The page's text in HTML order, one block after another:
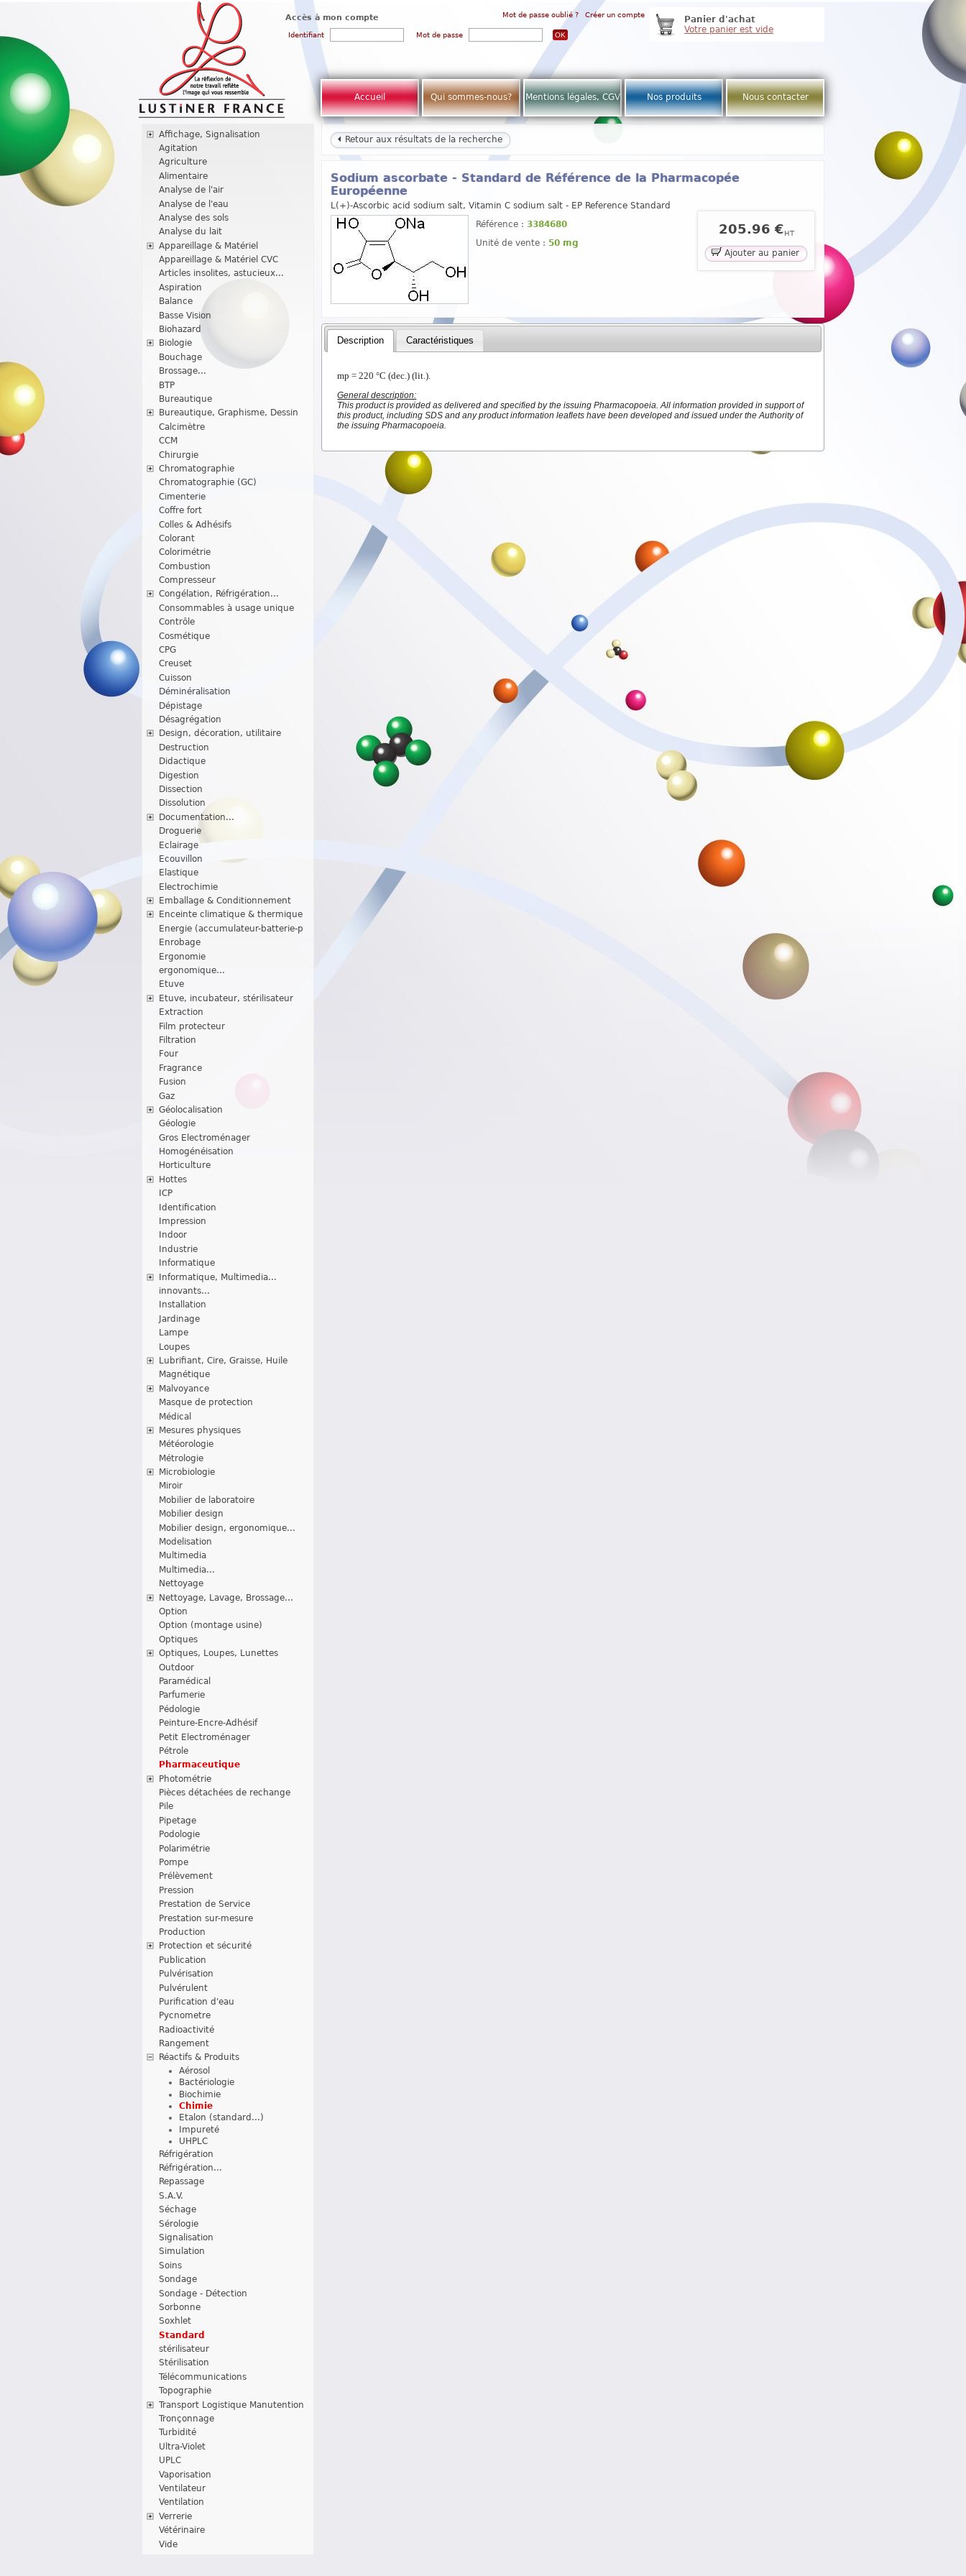
Accès à mon compte Mot de passe oublié ? Créer un compte
Identifiant Mot de passe
Panier d'achat
Votre panier est vide
Accueil Qui sommes-nous? Mentions légales, CGV Nos produits Nous contacter
Affichage, Signalisation
Agitation
Agriculture
Alimentaire
Analyse de l'air
Analyse de l'eau
Analyse des sols
Analyse du lait
Appareillage & Matériel
Appareillage & Matériel CVC
Articles insolites, astucieux...
Aspiration
Balance
Basse Vision
Biohazard
Biologie
Bouchage
Brossage...
BTP
Bureautique
Bureautique, Graphisme, Dessin
Calcimètre
CCM
Chirurgie
Chromatographie
Chromatographie (GC)
Cimenterie
Coffre fort
Colles & Adhésifs
Colorant
Colorimétrie
Combustion
Compresseur
Congélation, Réfrigération...
Consommables à usage unique
Contrôle
Cosmétique
CPG
Creuset
Cuisson
Déminéralisation
Dépistage
Désagrégation
Design, décoration, utilitaire
Destruction
Didactique
Digestion
Dissection
Dissolution
Documentation...
Droguerie
Eclairage
Ecouvillon
Elastique
Electrochimie
Emballage & Conditionnement
Enceinte climatique & thermique
Energie (accumulateur-batterie-p
Enrobage
Ergonomie
ergonomique...
Etuve
Etuve, incubateur, stérilisateur
Extraction
Film protecteur
Filtration
Four
Fragrance
Fusion
Gaz
Géolocalisation
Géologie
Gros Electroménager
Homogénéisation
Horticulture
Hottes
ICP
Identification
Impression
Indoor
Industrie
Informatique
Informatique, Multimedia...
innovants...
Installation
Jardinage
Lampe
Loupes
Lubrifiant, Cire, Graisse, Huile
Magnétique
Malvoyance
Masque de protection
Médical
Mesures physiques
Météorologie
Métrologie
Microbiologie
Miroir
Mobilier de laboratoire
Mobilier design
Mobilier design, ergonomique...
Modelisation
Multimedia
Multimedia...
Nettoyage
Nettoyage, Lavage, Brossage...
Option
Option (montage usine)
Optiques
Optiques, Loupes, Lunettes
Outdoor
Paramédical
Parfumerie
Pédologie
Peinture-Encre-Adhésif
Petit Electroménager
Pétrole
Pharmaceutique
Photométrie
Pièces détachées de rechange
Pile
Pipetage
Podologie
Polarimétrie
Pompe
Prélèvement
Pression
Prestation de Service
Prestation sur-mesure
Production
Protection et sécurité
Publication
Pulvérisation
Pulvérulent
Purification d'eau
Pycnometre
Radioactivité
Rangement
Réactifs & Produits
Aérosol
Bactériologie
Biochimie
Chimie
Etalon (standard...)
Impureté
UHPLC
Réfrigération
Réfrigération...
Repassage
S.A.V.
Séchage
Sérologie
Signalisation
Simulation
Soins
Sondage
Sondage - Détection
Sorbonne
Soxhlet
Standard
stérilisateur
Stérilisation
Télécommunications
Topographie
Transport Logistique Manutention
Tronçonnage
Turbidité
Ultra-Violet
UPLC
Vaporisation
Ventilateur
Ventilation
Verrerie
Vétérinaire
Vide
Retour aux résultats de la recherche
Sodium ascorbate - Standard de Référence de la Pharmacopée
Européenne
L(+)-Ascorbic acid sodium salt, Vitamin C sodium salt - EP Reference Standard
Référence : 3384680
Unité de vente : 50 mg
205.96 € HT
Ajouter au panier
Description Caractéristiques
mp = 220 °C (dec.) (lit.).
General description:
This product is provided as delivered and specified by the issuing Pharmacopoeia. All information provided in support of
this product, including SDS and any product information leaflets have been developed and issued under the Authority of
the issuing Pharmacopoeia.